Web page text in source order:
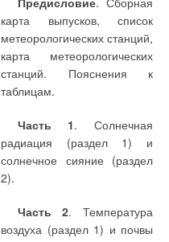
карта выпусков, список
метеорологических станций,
карта метеорологических
станций. Пояснения к
таблицам.
Часть 1. Солнечная
радиация (раздел 1) и
солнечное сияние (раздел
2).
Часть 2. Температура
воздуха (раздел 1) и почвы
где А — стоимостной
— мощность станции, т/год.
Аналогичные затраты по
автомобильному транспорту
определяются так:
ила, имеет нелинейный
характер, что типично для
фильтрования через
зернистую загрузку
суспензии. Вместе с тем,
загрузки является
сохранение потерь напора
на постоянном
(минимальном) уровне
задержанных взвешенных
веществ 2 кг/м 3нас. об.